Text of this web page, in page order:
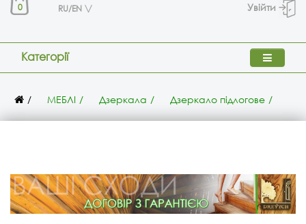
0 RU/EN Увійти
Категорії
МЕБЛІ Дзеркала Дзеркало підлогове